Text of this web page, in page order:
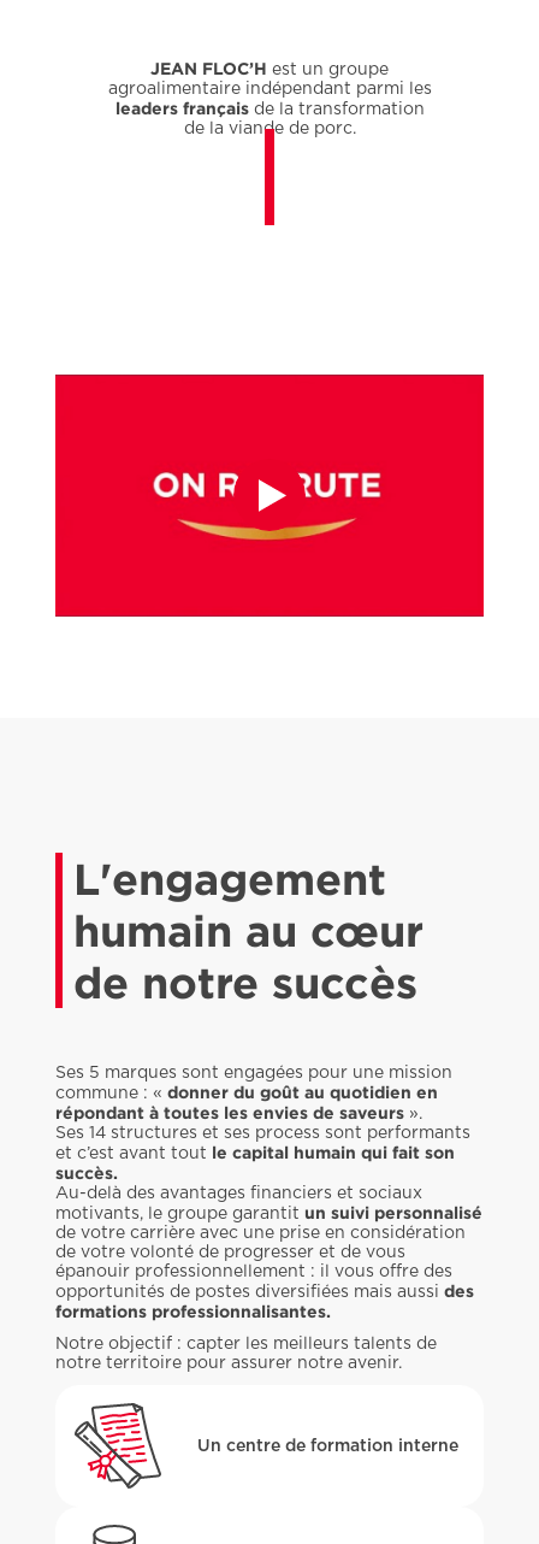
JEAN FLOC’H est un groupe
agroalimentaire indépendant parmi les
leaders françaisde la transformation
de la viande de porc.
L'engagement
humain au cœur
de notre succès
Ses 5 marques sont engagées pour une mission
commune : « donner du goût au quotidien en
répondant à toutes les envies de saveurs».
Ses 14 structures et ses process sont performants
et c’est avant tout le capital humain qui fait son
succès.
Au-delà des avantages financiers et sociaux
motivants, le groupe garantit un suivi personnalisé
de votre carrière avec une prise en considération
de votre volonté de progresser et de vous
épanouir professionnellement : il vous offre des
opportunités de postes diversifiées mais aussi des
formations professionnalisantes.
Notre objectif : capter les meilleurs talents de
notre territoire pour assurer notre avenir.
Un centre de formation interne